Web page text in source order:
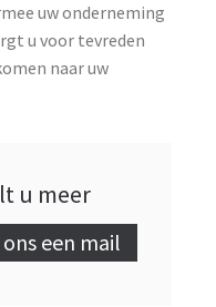
uw onderneming
u voor tevreden
naar uw
u meer
een mail